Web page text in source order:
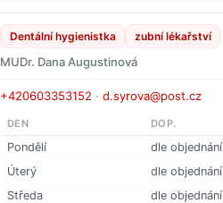
Dentální hygienistka zubní lékařství
MUDr. Dana Augustinová
+420603353152 · d.syrova@post.cz
DEN DOP.
Pondělí
dle objednání
Úterý
dle objednání
Středa
dle objednání